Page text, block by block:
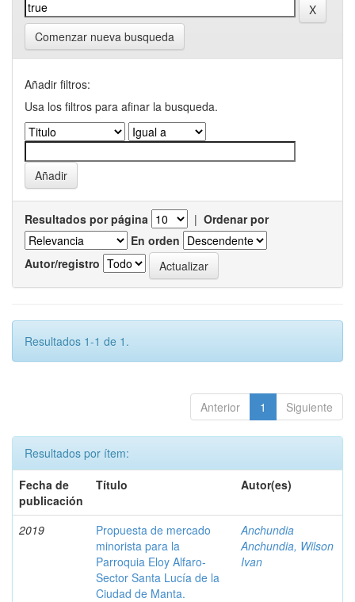
Comenzar nueva busqueda
Añadir filtros:
Usa los filtros para afinar la busqueda.
Resultados por página | Ordenar por
En orden
Autor/registro
Resultados 1-1 de 1.
Anterior 1 Siguiente
Resultados por ítem:
Fecha de
publicación
Título Autor(es)
2019
Propuesta de mercado
minorista para la
Parroquia Eloy Alfaro-
Sector Santa Lucía de la
Ciudad de Manta.
Anchundia
Anchundia, Wilson
Ivan